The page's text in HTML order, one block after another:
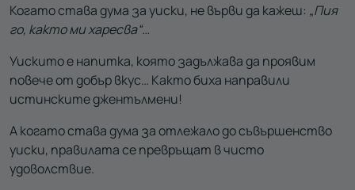
Когато става дума за уиски, не върви да кажеш: „Пия
го, както ми харесва“…
Уискито е напитка, която задължава да проявим
повече от добър вкус… Както биха направили
истинските джентълмени!
А когато става дума за отлежало до съвършенство
уиски, правилата се превръщат в чисто
удоволствие.